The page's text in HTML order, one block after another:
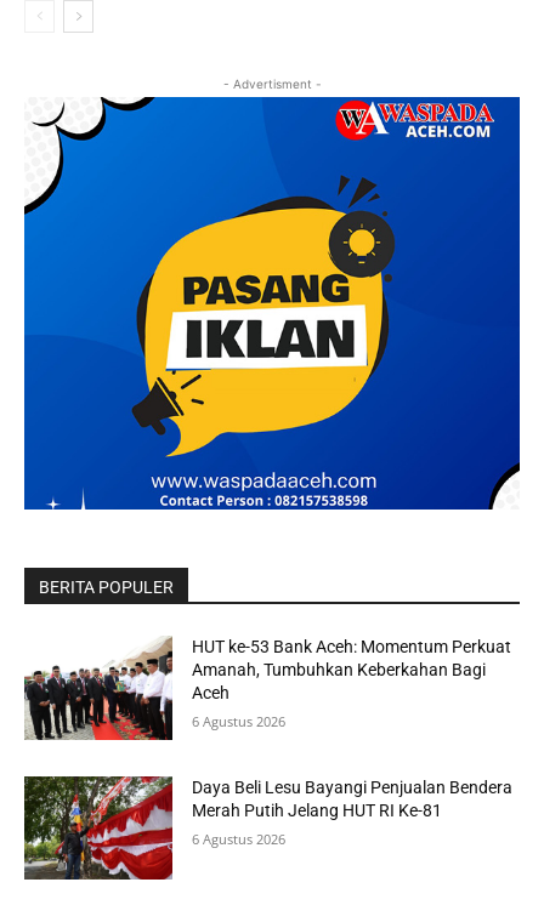
- Advertisment -
BERITA POPULER
HUT ke-53 Bank Aceh: Momentum Perkuat
Amanah, Tumbuhkan Keberkahan Bagi
Aceh
6 Agustus 2026
Daya Beli Lesu Bayangi Penjualan Bendera
Merah Putih Jelang HUT RI Ke-81
6 Agustus 2026